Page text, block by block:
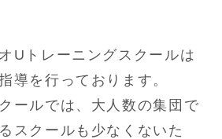
Uトレーニングスクールは
導を行っております。
ールでは、大人数の集団で
スクールも少なくないた